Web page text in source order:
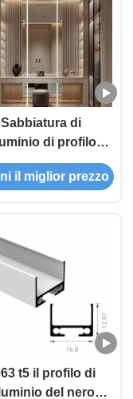
Sabbiatura di
di profilo
striscia di
26mm LED
il miglior prezzo
t5 il profilo di
del nero